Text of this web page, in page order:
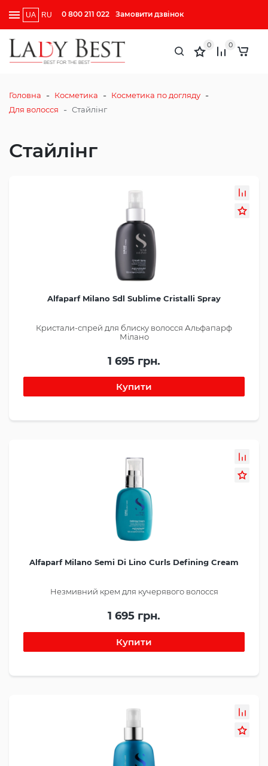
UA RU 0 800 211 022 Замовити дзвінок
0 0
Головна - Косметика - Косметика по догляду -
Для волосся - Стайлінг
Стайлінг
Alfaparf Milano Sdl Sublime Cristalli Spray
Кристали-спрей для блиску волосся Альфапарф
Мілано
1 695 грн.
Alfaparf Milano Semi Di Lino Curls Defining Cream
Незмивний крем для кучерявого волосся
1 695 грн.